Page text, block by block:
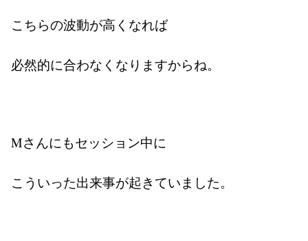
こちらの波動が高くなれば
必然的に合わなくなりますからね。
Mさんにもセッション中に
こういった出来事が起きていました。